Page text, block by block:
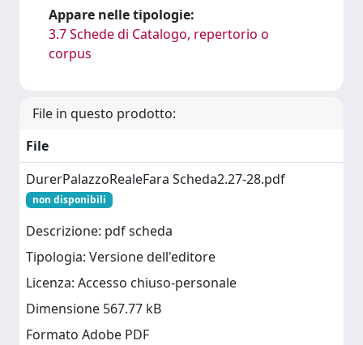
Appare nelle tipologie:
3.7 Schede di Catalogo, repertorio o
corpus
File in questo prodotto:
File
DurerPalazzoRealeFara Scheda2.27-28.pdf
non disponibili
Descrizione: pdf scheda
Tipologia: Versione dell'editore
Licenza: Accesso chiuso-personale
Dimensione 567.77 kB
Formato Adobe PDF